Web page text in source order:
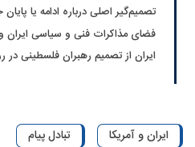
تصمیم‌گیر اصلی درباره ادامه یا
فضای مذاکرات فنی و سیاسی ایران
ایران از تصمیم رهبران فلسطینی
ایران و آمریکا
تبادل پیام